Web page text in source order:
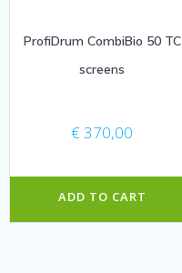
ProfiDrum CombiBio 50 TC
screens
€ 370,00
ADD TO CART